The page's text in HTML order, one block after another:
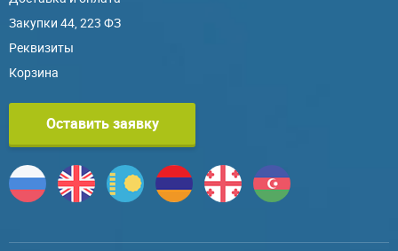
Закупки 44, 223 ФЗ
Реквизиты
Корзина
Оставить заявку